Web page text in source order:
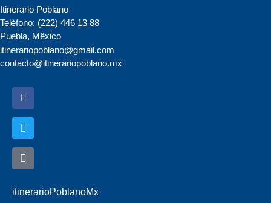
Itinerario Poblano
Telèfono: (222) 446 13 88
Puebla, Mêxico
itinerariopoblano@gmail.com
contacto@itinerariopoblano.mx
itinerarioPoblanoMx